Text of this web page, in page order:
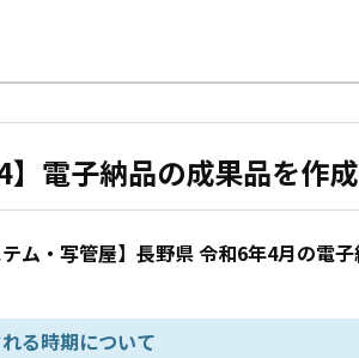
】電子納品の成果品を作
テム・写管屋】長野県 令和6年4月の電
る時期について